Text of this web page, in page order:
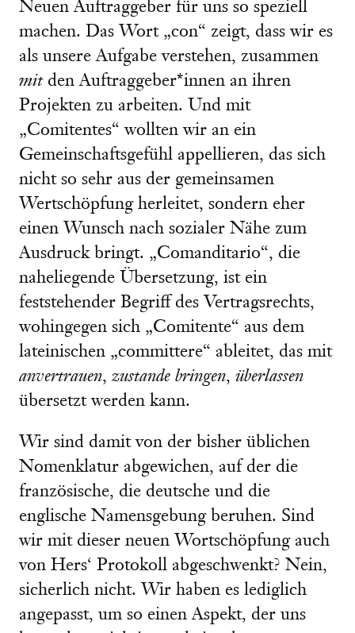
Neuen Auftraggeber für uns so speziell
machen. Das Wort „con“ zeigt, dass wir es
als unsere Aufgabe verstehen, zusammen
mitden Auftraggeber*innen an ihren
Projekten zu arbeiten. Und mit
„Comitentes“ wollten wir an ein
Gemeinschaftsgefühl appellieren, das sich
nicht so sehr aus der gemeinsamen
Wertschöpfung herleitet, sondern eher
einen Wunsch nach sozialer Nähe zum
Ausdruck bringt. „Comanditario“, die
naheliegende Übersetzung, ist ein
feststehender Begriff des Vertragsrechts,
wohingegen sich „Comitente“ aus dem
lateinischen „committere“ ableitet, das mit
anvertrauen, zustande bringen, überlassen
übersetzt werden kann.
Wir sind damit von der bisher üblichen
Nomenklatur abgewichen, auf der die
französische, die deutsche und die
englische Namensgebung beruhen. Sind
wir mit dieser neuen Wortschöpfung auch
von Hers‘ Protokoll abgeschwenkt? Nein,
sicherlich nicht. Wir haben es lediglich
angepasst, um so einen Aspekt, der uns